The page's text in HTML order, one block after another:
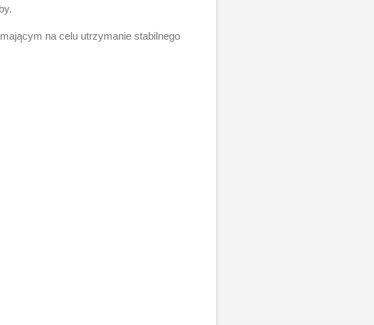
na celu utrzymanie stabilnego